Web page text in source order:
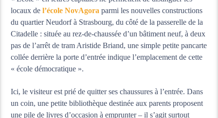
locaux del’école NovAgora parmi les nouvelles constructions
du quartier Neudorf à Strasbourg, du côté de la passerelle de la
Citadelle : située au rez-de-chaussée d’un bâtiment neuf, à deux
pas de l’arrêt de tram Aristide Briand, une simple petite pancarte
collée derrière la porte d’entrée indique l’emplacement de cette
« école démocratique ».
Ici, le visiteur est prié de quitter ses chaussures à l’entrée. Dans
un coin, une petite bibliothèque destinée aux parents proposent
une pile de livres d’occasion à emprunter – il s’agit surtout